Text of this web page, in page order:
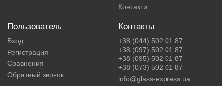
Контакти
Пользователь
Вход
Регистрация
Сравнения
Обратный звонок
Контакты
+38 (044) 502 01 87
+38 (097) 502 01 87
+38 (095) 502 01 87
+38 (073) 502 01 87
info@glass-express.ua